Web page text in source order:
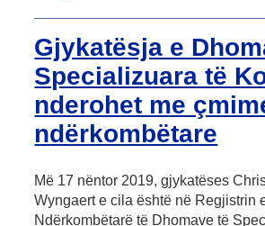
Gjykatësja e
Specializuara të
nderohet me
ndërkombëtare
Më 17 nëntor 2019, gjykatëses
Wyngaert e cila është në Regjistrin
Ndërkombëtarë të Dhomave të